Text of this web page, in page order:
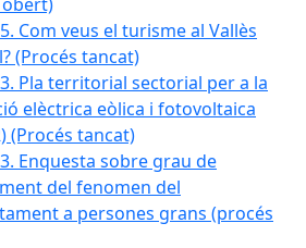
Com veus el turisme al Vallès
(Procés tancat)
Pla territorial sectorial per a la
elèctrica eòlica i fotovoltaica
(Procés tancat)
Enquesta sobre grau de
del fenomen del
a persones grans (procés